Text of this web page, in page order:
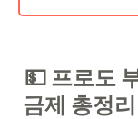
💵 프로도
금제 총정